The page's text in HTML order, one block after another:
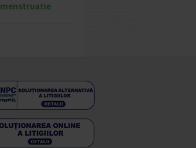
menstruatie